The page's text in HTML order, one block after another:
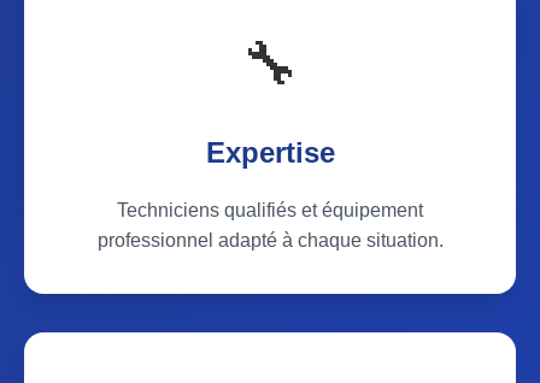
🔧
Expertise
Techniciens qualifiés et équipement
professionnel adapté à chaque situation.